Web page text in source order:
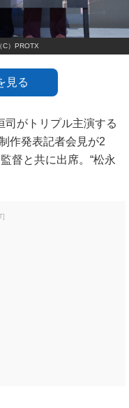
C）PROTX
見る
がトリプル主演する
作発表記者会見が2
督と共に出席。“松永